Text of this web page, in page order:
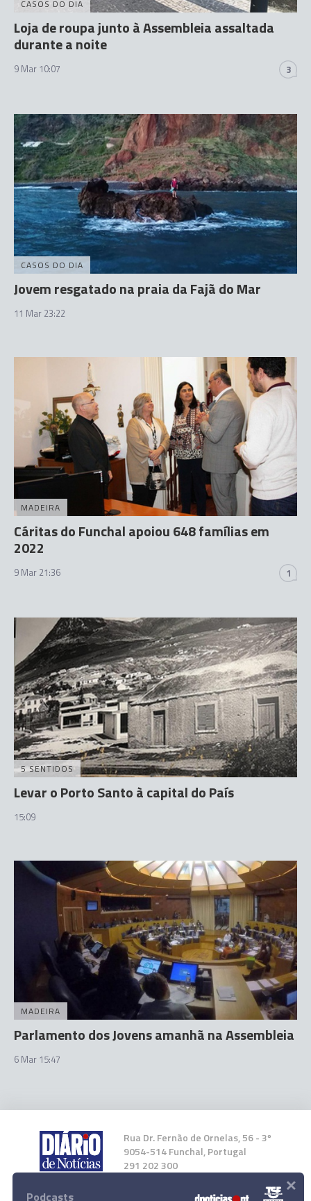
CASOS DO DIA
Loja de roupa junto à Assembleia assaltada
durante a noite
9 Mar 10:07 3
CASOS DO DIA
Jovem resgatado na praia da Fajã do Mar
11 Mar 23:22
MADEIRA
Cáritas do Funchal apoiou 648 famílias em
2022
9 Mar 21:36 1
5 SENTIDOS
Levar o Porto Santo à capital do País
15:09
MADEIRA
Parlamento dos Jovens amanhã na Assembleia
6 Mar 15:47
Rua Dr. Fernão de Ornelas, 56 - 3º
9054-514 Funchal, Portugal
291 202 300
Instale a nossa App
Podcasts ×